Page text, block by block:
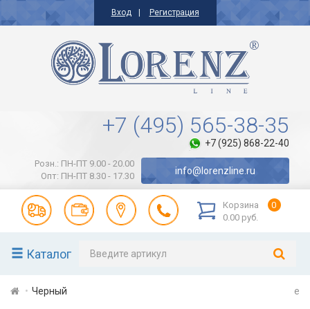
Вход Регистрация
+7 (495) 565-38-35
+7 (925) 868-22-40
Розн.: ПН-ПТ 9.00 - 20.00
Опт: ПН-ПТ 8.30 - 17.30
info@lorenzline.ru
Корзина
0
0.00 руб.
Каталог
Черный e